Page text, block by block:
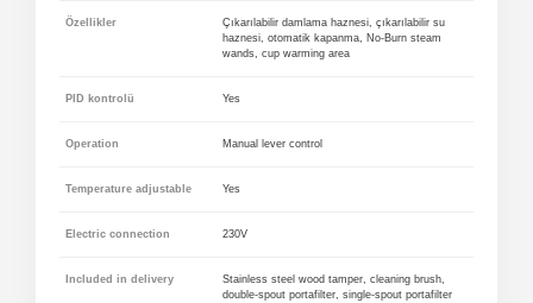
Özellikler
Çıkarılabilir damlama haznesi, çıkarılabilir su
haznesi, otomatik kapanma, No-Burn steam
wands, cup warming area
PID kontrolü Yes
Operation Manual lever control
Temperature adjustable Yes
Electric connection 230V
Included in delivery
Stainless steel wood tamper, cleaning brush,
double-spout portafilter, single-spout portafilter